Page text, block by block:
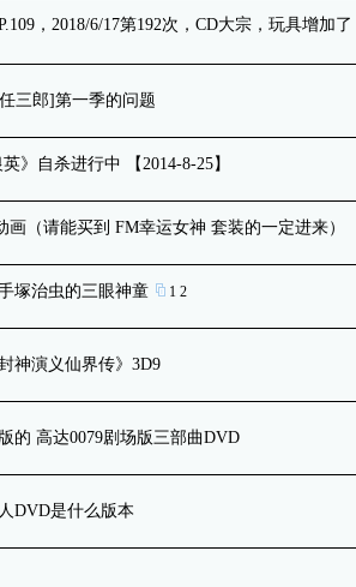
，2018/6/17第192次，CD大宗，玩具增加
三郎]第一季的问题
》自杀进行中 【2014-8-25】
画（请能买到 FM幸运女神 套装的一定进来）
塚治虫的三眼神童 1 2
神演义仙界传》3D9
的 高达0079剧场版三部曲DVD
DVD是什么版本